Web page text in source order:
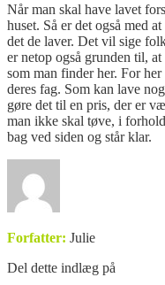
Når man skal have lavet
huset. Så er det også med
det de laver. Det vil sige
er netop også grunden til,
som man finder her. For
deres fag. Som kan lave
gøre det til en pris, der er
man ikke skal tøve, i
bag ved siden og står klar.
Forfatter: Julie
Del dette indlæg på